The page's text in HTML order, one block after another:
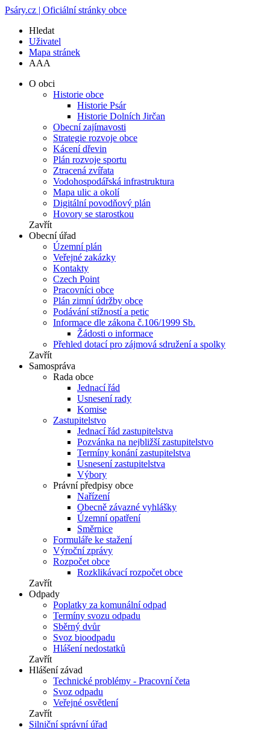
Psáry.cz | Oficiální stránky obce
Hledat
Uživatel
Mapa stránek
AAA
O obci
Historie obce
Historie Psár
Historie Dolních Jirčan
Obecní zajímavosti
Strategie rozvoje obce
Kácení dřevin
Plán rozvoje sportu
Ztracená zvířata
Vodohospodářská infrastruktura
Mapa ulic a okolí
Digitální povodňový plán
Hovory se starostkou
Zavřít
Obecní úřad
Územní plán
Veřejné zakázky
Kontakty
Czech Point
Pracovníci obce
Plán zimní údržby obce
Podávání stížností a petic
Informace dle zákona č.106/1999 Sb.
Žádosti o informace
Přehled dotací pro zájmová sdružení a spolky
Zavřít
Samospráva
Rada obce
Jednací řád
Usnesení rady
Komise
Zastupitelstvo
Jednací řád zastupitelstva
Pozvánka na nejbližší zastupitelstvo
Termíny konání zastupitelstva
Usnesení zastupitelstva
Výbory
Právní předpisy obce
Nařízení
Obecně závazné vyhlášky
Územní opatření
Směrnice
Formuláře ke stažení
Výroční zprávy
Rozpočet obce
Rozklikávací rozpočet obce
Zavřít
Odpady
Poplatky za komunální odpad
Termíny svozu odpadu
Sběrný dvůr
Svoz bioodpadu
Hlášení nedostatků
Zavřít
Hlášení závad
Technické problémy - Pracovní četa
Svoz odpadu
Veřejné osvětlení
Zavřít
Silniční správní úřad